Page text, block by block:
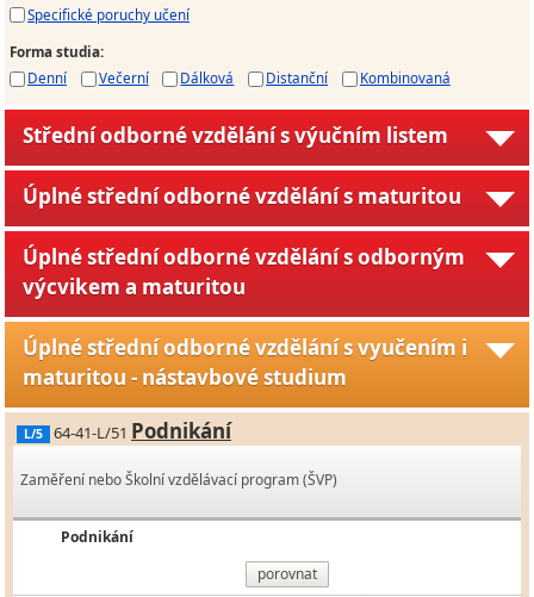
Specifické poruchy učení
Forma studia:
Denní
Večerní Dálková Distanční Kombinovaná
Střední odborné vzdělání s výučním listem
Úplné střední odborné vzdělání s maturitou
Úplné střední odborné vzdělání s odborným
výcvikem a maturitou
Úplné střední odborné vzdělání s vyučením i
maturitou - nástavbové studium
L/5 64-41-L/51 Podnikání
Zaměření nebo Školní vzdělávací program (ŠVP)
Podnikání
porovnat